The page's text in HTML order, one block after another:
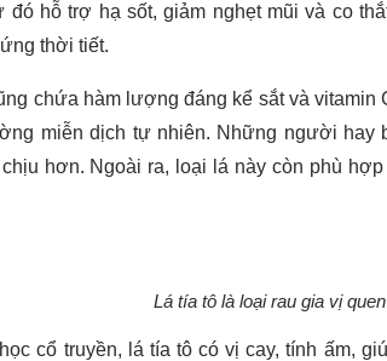
đó hỗ trợ hạ sốt, giảm nghẹt mũi và co
thời tiết.
chứa hàm lượng đáng kể sắt và
miễn dịch tự nhiên. Những người hay
hơn. Ngoài ra, loại lá này còn phù
Lá tía tô là loại rau gia vị
cổ truyền, lá tía tô có vị cay, tính ấm,